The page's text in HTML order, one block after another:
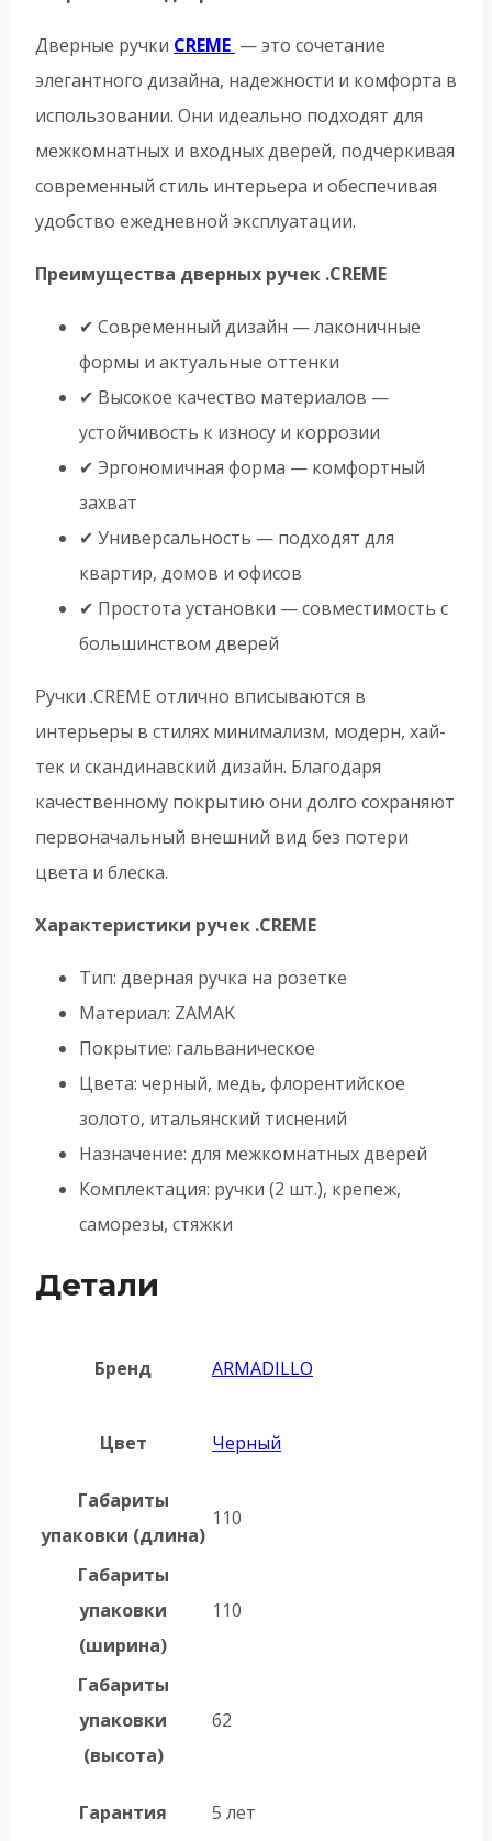
Дверные ручки CREME — это сочетание
элегантного дизайна, надежности и комфорта в
использовании. Они идеально подходят для
межкомнатных и входных дверей, подчеркивая
современный стиль интерьера и обеспечивая
удобство ежедневной эксплуатации.
Преимущества дверных ручек .CREME
✔ Современный дизайн — лаконичные
формы и актуальные оттенки
✔ Высокое качество материалов —
устойчивость к износу и коррозии
✔ Эргономичная форма — комфортный
захват
✔ Универсальность — подходят для
квартир, домов и офисов
✔ Простота установки — совместимость с
большинством дверей
Ручки .CREME отлично вписываются в
интерьеры в стилях минимализм, модерн, хай-
тек и скандинавский дизайн. Благодаря
качественному покрытию они долго сохраняют
первоначальный внешний вид без потери
цвета и блеска.
Характеристики ручек .CREME
Тип: дверная ручка на розетке
Материал: ZAMAK
Покрытие: гальваническое
Цвета: черный, медь, флорентийское
золото, итальянский тиснений
Назначение: для межкомнатных дверей
Комплектация: ручки (2 шт.), крепеж,
саморезы, стяжки
Детали
Бренд ARMADILLO
Цвет Черный
Габариты
упаковки (длина)
110
Габариты
упаковки
(ширина)
110
Габариты
упаковки
(высота)
62
Гарантия 5 лет